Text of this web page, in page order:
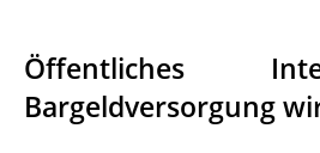
Öffentliches
Bargeldversorgung